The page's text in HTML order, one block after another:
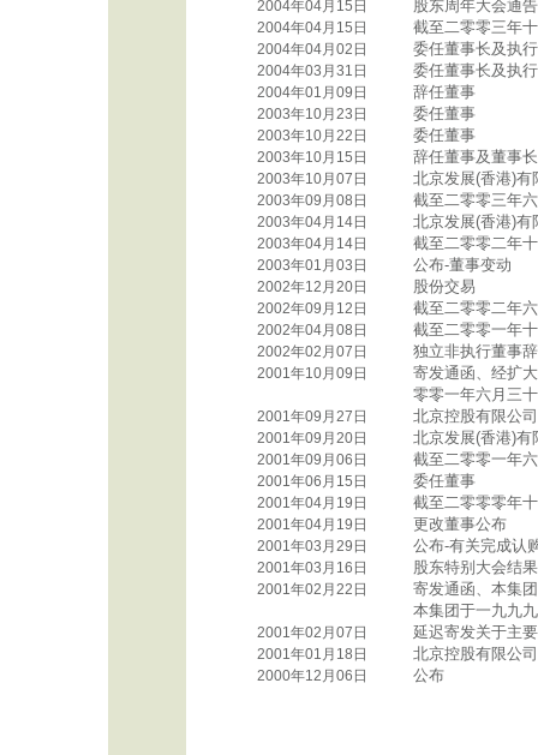
2004年04月15日 股东周年大会通告
2004年04月15日 截至二零零三年
2004年04月02日 委任董事长及执
2004年03月31日 委任董事长及执
2004年01月09日 辞任董事
2003年10月23日 委任董事
2003年10月22日 委任董事
2003年10月15日 辞任董事及董事长
2003年10月07日 北京发展(香港)有
2003年09月08日 截至二零零三年
2003年04月14日 北京发展(香港)有
2003年04月14日 截至二零零二年
2003年01月03日 公布-董事变动
2002年12月20日 股份交易
2002年09月12日 截至二零零二年
2002年04月08日 截至二零零一年
2002年02月07日 独立非执行董事
2001年10月09日
寄发通函、经扩
零零一年六月三
2001年09月27日 北京控股有限公
2001年09月20日 北京发展(香港)有
2001年09月06日 截至二零零一年
2001年06月15日 委任董事
2001年04月19日 截至二零零零年
2001年04月19日 更改董事公布
2001年03月29日 公布-有关完成认
2001年03月16日 股东特别大会结
2001年02月22日
寄发通函、本集
本集团于一九九
2001年02月07日 延迟寄发关于主
2001年01月18日 北京控股有限公
2000年12月06日 公布